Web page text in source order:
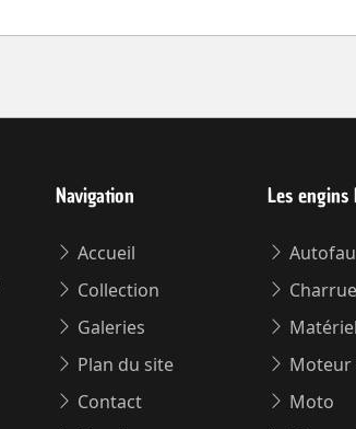
Navigation
Accueil
Collection
Galeries
Plan du site
Contact
Les engins
Matériel
Moteur
Moto